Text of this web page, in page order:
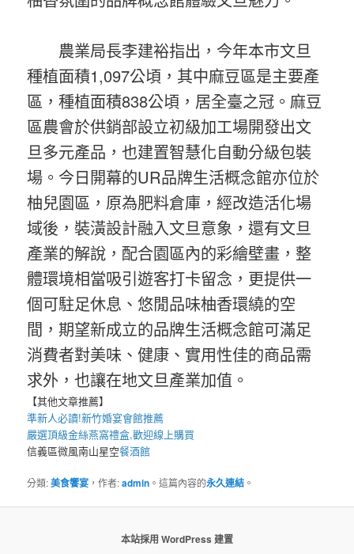
農業局長李建裕指出，今年本市文旦
種植面積1,097公頃，其中麻豆區是主要產
區，種植面積838公頃，居全臺之冠。麻豆
區農會於供銷部設立初級加工場開發出文
旦多元產品，也建置智慧化自動分級包裝
場。今日開幕的UR品牌生活概念館亦位於
柚兒園區，原為肥料倉庫，經改造活化場
域後，裝潢設計融入文旦意象，還有文旦
產業的解說，配合園區內的彩繪壁畫，整
體環境相當吸引遊客打卡留念，更提供一
個可駐足休息、悠閒品味柚香環繞的空
間，期望新成立的品牌生活概念館可滿足
消費者對美味、健康、實用性佳的商品需
求外，也讓在地文旦產業加值。
【其他文章推薦】
準新人必讀!新竹婚宴會館推薦
嚴選頂級金絲燕窩禮盒,歡迎線上購買
信義區微風南山星空餐酒館
分類:美食饗宴 ，作者:admin 。這篇內容的永久連結 。
本站採用 WordPress 建置